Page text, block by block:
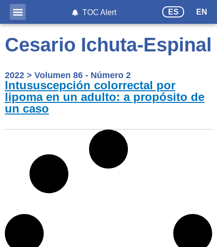
ES EN
TOC Alert
Cesario Ichuta-Espinal
2022 > Volumen 86 - Número 2
Intususcepción colorrectal por
lipoma en un adulto: a propósito de
un caso